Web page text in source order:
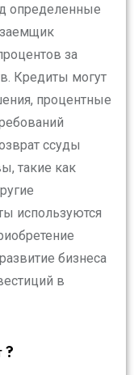
определенные
за
Кредиты могут
процентные
ссуды
такие как
используются
бизнеса
в
?